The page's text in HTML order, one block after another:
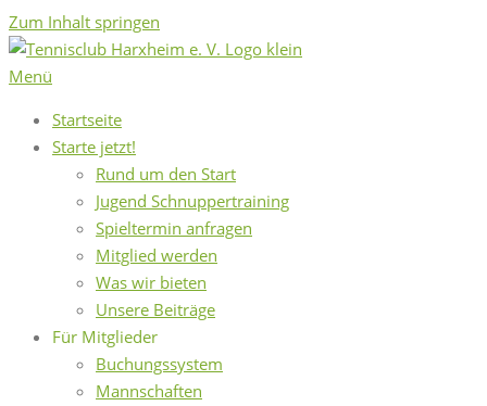
Zum Inhalt springen
Menü
Startseite
Starte jetzt!
Rund um den Start
Jugend Schnuppertraining
Spieltermin anfragen
Mitglied werden
Was wir bieten
Unsere Beiträge
Für Mitglieder
Buchungssystem
Mannschaften